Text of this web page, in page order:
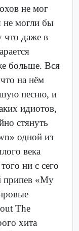
не мог
не могли бы
что даже в
больше. Вся
на нём
песню, и
идиотов,
стянуть
одной из
века
ни с сего
припев «My
The
хита